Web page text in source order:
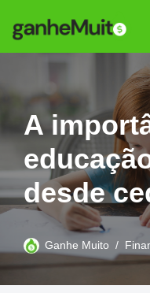
Pular
conteúdo
A
desde
Ganhe Muito